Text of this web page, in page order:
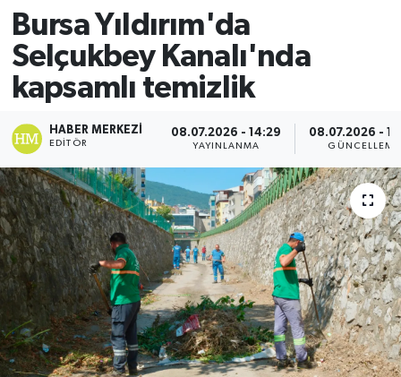
Bursa Yıldırım'da
Selçukbey Kanalı'nda
kapsamlı temizlik
HABER MERKEZI
EDITÖR
08.07.2026 - 14:29
YAYINLANMA
08.07.2026 -
GÜNCELLEME